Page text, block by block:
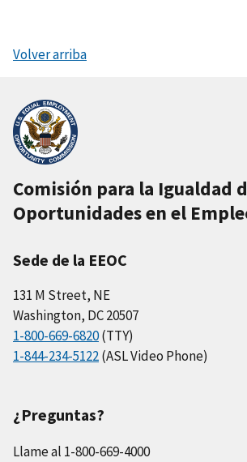
Volver arriba
Comisión para la Igualdad
Oportunidades en el
Sede de la EEOC
131 M Street, NE
Washington, DC 20507
1-800-669-6820(TTY)
1-844-234-5122(ASL Video Phone)
¿Preguntas?
Llame al 1-800-669-4000